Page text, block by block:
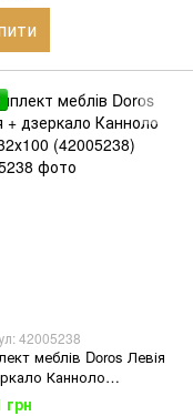
42005238
меблів Doros Левія
Канноло
(42005238)
грн